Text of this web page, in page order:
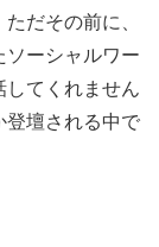
だその前に、
ソーシャルワー
してくれません
登壇される中で